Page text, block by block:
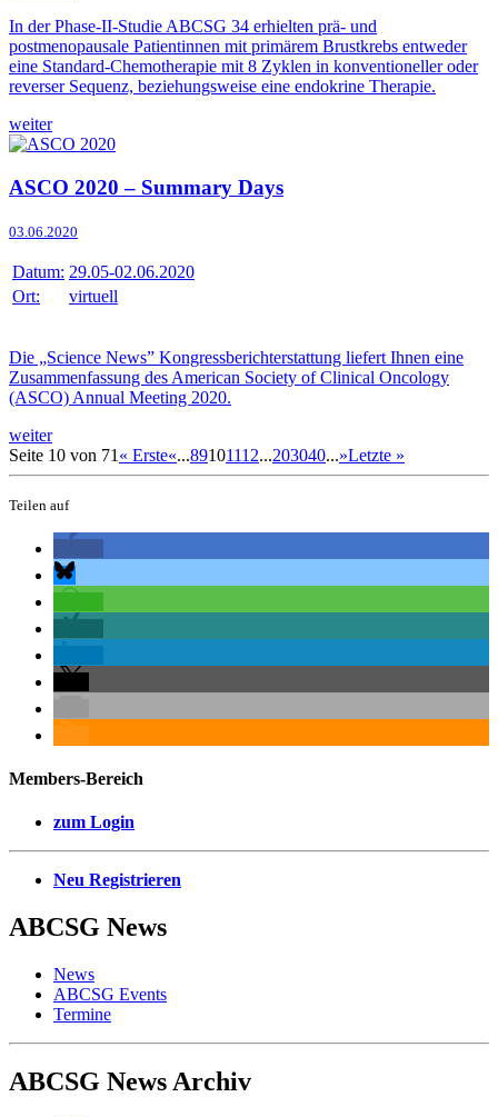
In der Phase-II-Studie ABCSG 34 erhielten prä- und
postmenopausale Patientinnen mit primärem Brustkrebs entweder
eine Standard-Chemotherapie mit 8 Zyklen in konventioneller oder
reverser Sequenz, beziehungsweise eine endokrine Therapie.
weiter
ASCO 2020 – Summary Days
03.06.2020
Datum: 29.05-02.06.2020
Ort:
virtuell
Die „Science News” Kongressberichterstattung liefert Ihnen eine
Zusammenfassung des American Society of Clinical Oncology
(ASCO) Annual Meeting 2020.
weiter
Seite 10 von 71 « Erste«...89101112...203040...»Letzte »
Teilen auf
Members-Bereich
zum Login
Neu Registrieren
ABCSG News
News
ABCSG Events
Termine
ABCSG News Archiv